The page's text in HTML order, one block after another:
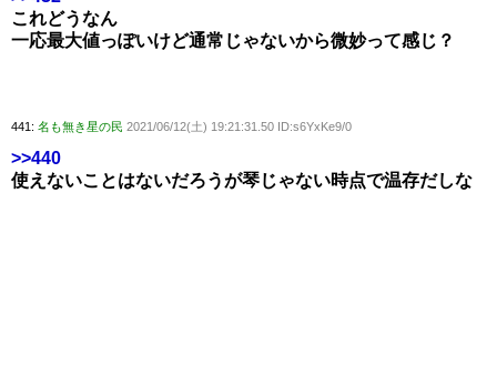
これどうなん
一応最大値っぽいけど通常じゃないから微妙って感じ？
441: 名も無き星の民 2021/06/12(土) 19:21:31.50 ID:s6YxKe9/0
>>440
使えないことはないだろうが琴じゃない時点で温存だしな